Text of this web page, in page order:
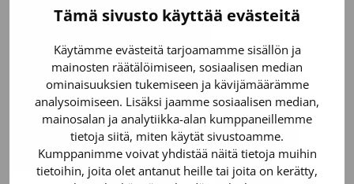
Tämä sivusto käyttää evästeitä
Käytämme evästeitä tarjoamamme sisällön ja
mainosten räätälöimiseen, sosiaalisen median
ominaisuuksien tukemiseen ja kävijämäärämme
analysoimiseen. Lisäksi jaamme sosiaalisen median,
mainosalan ja analytiikka-alan kumppaneillemme
tietoja siitä, miten käytät sivustoamme.
Kumppanimme voivat yhdistää näitä tietoja muihin
tietoihin, joita olet antanut heille tai joita on kerätty,